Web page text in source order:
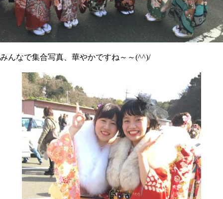
みんなで集合写真、華やかですね～～(^^)/